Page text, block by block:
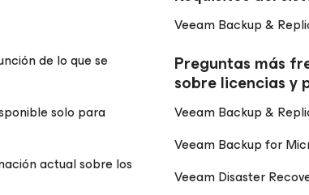
de lo que se
solo para
actual sobre los
Veeam Backup &
Preguntas más
sobre licencias y
Veeam Backup &
Veeam Backupfor
Veeam Disaster